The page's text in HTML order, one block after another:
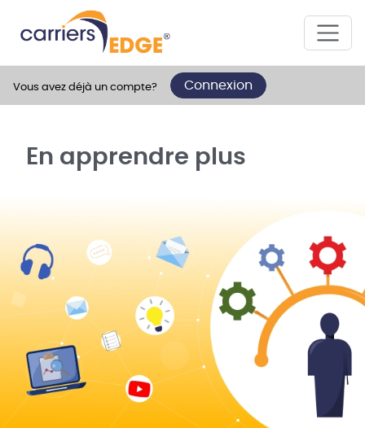
Vous avez déjà un compte? Connexion
En apprendre plus